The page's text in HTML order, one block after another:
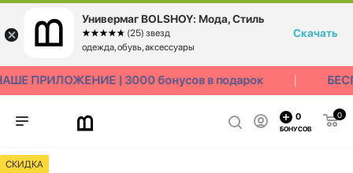
ПРИЛОЖЕНИЕ | 3000 бонусов в подарок
0
0
БОНУСОВ
СКИДКА
Универмаг BOLSHOY: Мода, Стиль
☆☆☆☆☆
★★★★★ (25) звезд
одежда, обувь, аксессуары
Скачать